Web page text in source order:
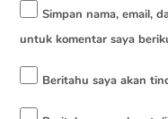
Simpan nama, email,
untuk komentar saya
Beritahu saya akan